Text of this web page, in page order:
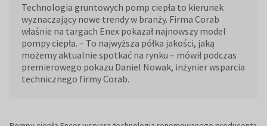
Technologia gruntowych pomp ciepła to kierunek
wyznaczający nowe trendy w branży. Firma Corab
właśnie na targach Enex pokazał najnowszy model
pompy ciepła. – To najwyższa półka jakości, jaką
możemy aktualnie spotkać na rynku – mówił podczas
premierowego pokazu Daniel Nowak, inżynier wsparcia
technicznego firmy Corab.